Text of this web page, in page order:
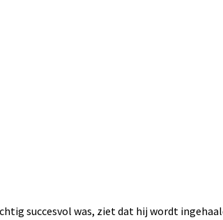
succesvol was, ziet dat hij wordt